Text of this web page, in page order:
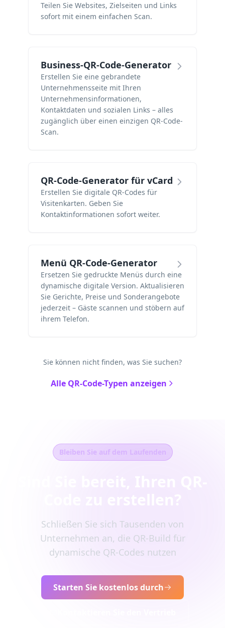
Teilen Sie Websites, Zielseiten und Links
sofort mit einem einfachen Scan.
Business-QR-Code-Generator
Erstellen Sie eine gebrandete
Unternehmensseite mit Ihren
Unternehmensinformationen,
Kontaktdaten und sozialen Links – alles
zugänglich über einen einzigen QR-Code-
Scan.
QR-Code-Generator für vCard
Erstellen Sie digitale QR-Codes für
Visitenkarten. Geben Sie
Kontaktinformationen sofort weiter.
Menü QR-Code-Generator
Ersetzen Sie gedruckte Menüs durch eine
dynamische digitale Version. Aktualisieren
Sie Gerichte, Preise und Sonderangebote
jederzeit – Gäste scannen und stöbern auf
ihrem Telefon.
Sie können nicht finden, was Sie suchen?
Alle QR-Code-Typen anzeigen
Bleiben Sie auf dem Laufenden
Schließen Sie sich Tausenden von
Unternehmen an, die QR-Build für
dynamische QR-Codes nutzen
Starten Sie kostenlos durch